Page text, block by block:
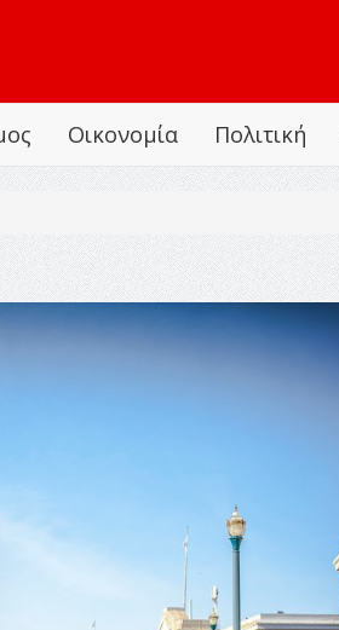
Οικονομία Πολιτική